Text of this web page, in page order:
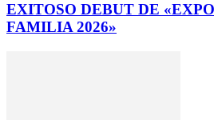
EXITOSO DEBUT DE
FAMILIA 2026»